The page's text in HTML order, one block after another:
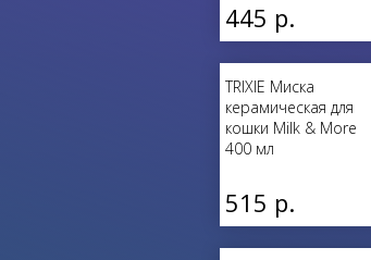
445 р.
TRIXIE Миска
керамическая для
кошки Milk & More
400 мл
515 р.